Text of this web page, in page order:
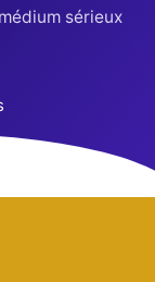
sérieux